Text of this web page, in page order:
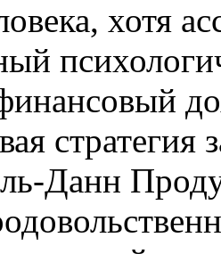
хотя
Данн